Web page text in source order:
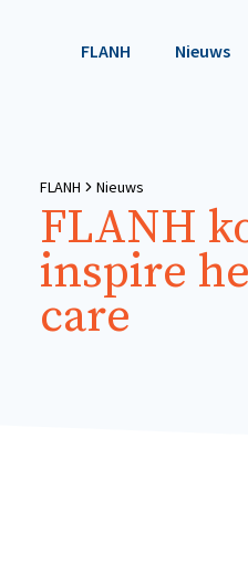
FLANH Nieuws
FLANH Nieuws
FLANH
inspire
care